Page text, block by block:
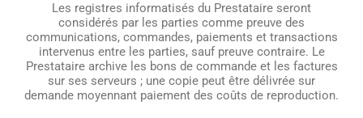
Les registres informatisés du Prestataire seront
considérés par les parties comme preuve des
communications, commandes, paiements et transactions
intervenus entre les parties, sauf preuve contraire. Le
Prestataire archive les bons de commande et les factures
sur ses serveurs ; une copie peut être délivrée sur
demande moyennant paiement des coûts de reproduction.